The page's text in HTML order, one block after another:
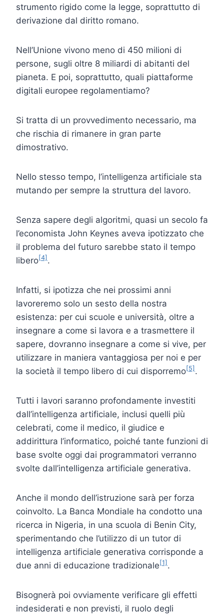
strumento rigido come la legge, soprattutto di
derivazione dal diritto romano.
Nell’Unione vivono meno di 450 milioni di
persone, sugli oltre 8 miliardi di abitanti del
pianeta. E poi, soprattutto, quali piattaforme
digitali europee regolamentiamo?
Si tratta di un provvedimento necessario, ma
che rischia di rimanere in gran parte
dimostrativo.
Nello stesso tempo, l’intelligenza artificiale sta
mutando per sempre la struttura del lavoro.
Senza sapere degli algoritmi, quasi un secolo fa
l’economista John Keynes aveva ipotizzato che
il problema del futuro sarebbe stato il tempo
libero[4] .
Infatti, si ipotizza che nei prossimi anni
lavoreremo solo un sesto della nostra
esistenza: per cui scuole e università, oltre a
insegnare a come si lavora e a trasmettere il
sapere, dovranno insegnare a come si vive, per
utilizzare in maniera vantaggiosa per noi e per
la società il tempo libero di cui disporremo[5] .
Tutti i lavori saranno profondamente investiti
dall’intelligenza artificiale, inclusi quelli più
celebrati, come il medico, il giudice e
addirittura l’informatico, poiché tante funzioni di
base svolte oggi dai programmatori verranno
svolte dall’intelligenza artificiale generativa.
Anche il mondo dell’istruzione sarà per forza
coinvolto. La Banca Mondiale ha condotto una
ricerca in Nigeria, in una scuola di Benin City,
sperimentando che l’utilizzo di un tutor di
intelligenza artificiale generativa corrisponde a
due anni di educazione tradizionale [1] .
Bisognerà poi ovviamente verificare gli effetti
indesiderati e non previsti, il ruolo degli